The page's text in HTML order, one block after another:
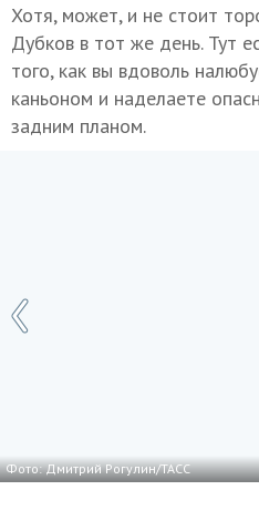
Хотя, может, и не стоит
Дубков в тот же день. Тут
того, как вы вдоволь
каньоном и наделаете
задним планом.
Фото: Дмитрий Рогулин/ТАСС